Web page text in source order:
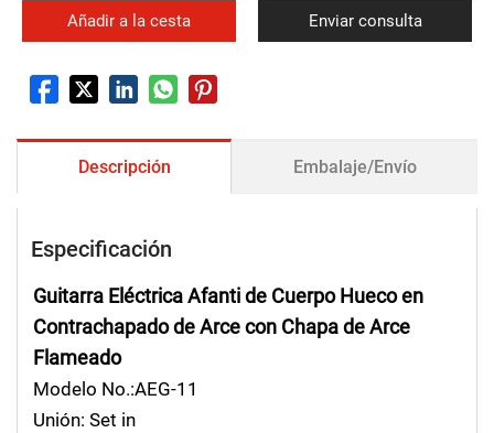
Añadir a la cesta Enviar consulta
Descripción Embalaje/Envío
Especificación
Guitarra Eléctrica Afanti de Cuerpo Hueco en
Contrachapado de Arce con Chapa de Arce
Flameado
Modelo No.:AEG-11
Unión: Set in